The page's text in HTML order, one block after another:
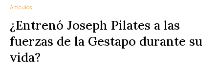
Artículos
¿Entrenó Joseph Pilates a las
fuerzas de la Gestapo durante su
vida?